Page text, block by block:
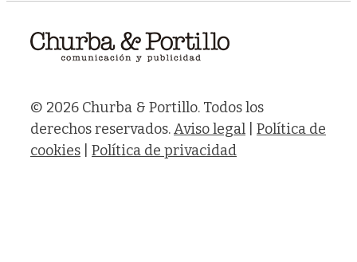
© 2026 Churba & Portillo. Todos los
derechos reservados.Aviso legal
Política de
cookies
Política de privacidad